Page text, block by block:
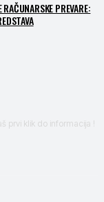
PREVARE:
prvi klik do informacija !